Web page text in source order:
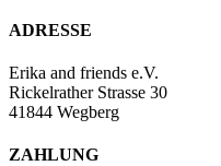
ADRESSE
Erika and friends e.V.
Rickelrather Strasse 30
41844 Wegberg
ZAHLUNG